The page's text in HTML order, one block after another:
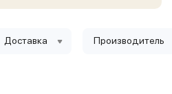
Доставка Производитель